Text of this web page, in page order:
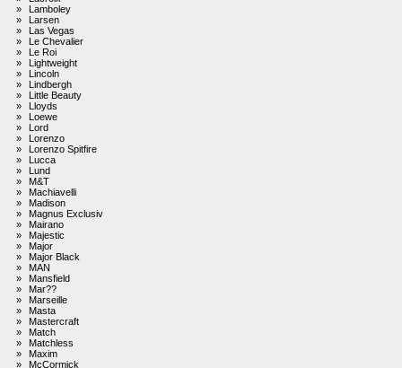
»
Lamboley
»
Larsen
»
Las Vegas
»
Le Chevalier
»
Le Roi
»
Lightweight
»
Lincoln
»
Lindbergh
»
Little Beauty
»
Lloyds
»
Loewe
»
Lord
»
Lorenzo
»
Lorenzo Spitfire
»
Lucca
»
Lund
»
M&T
»
Machiavelli
»
Madison
»
Magnus Exclusiv
»
Mairano
»
Majestic
»
Major
»
Major Black
»
MAN
»
Mansfield
»
Mar??
»
Marseille
»
Masta
»
Mastercraft
»
Match
»
Matchless
»
Maxim
»
McCormick